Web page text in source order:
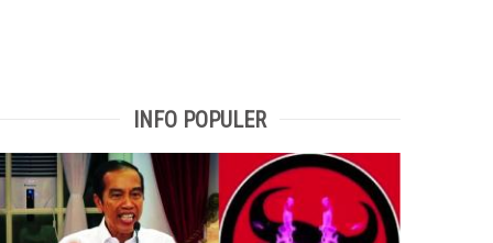
INFO POPULER